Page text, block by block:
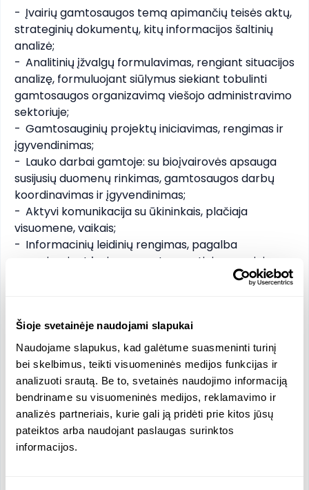
Šioje svetainėje naudojami slapukai
Naudojame slapukus, kad galėtume suasmeninti turinį
bei skelbimus, teikti visuomeninės medijos funkcijas ir
analizuoti srautą. Be to, svetainės naudojimo informaciją
bendriname su visuomeninės medijos, reklamavimo ir
analizės partneriais, kurie gali ją pridėti prie kitos jūsų
pateiktos arba naudojant paslaugas surinktos
informacijos.
-	Įvairių gamtosaugos temą apimančių teisės aktų,
strateginių dokumentų, kitų informacijos šaltinių
analizė;
-	Analitinių įžvalgų formulavimas, rengiant situacijos
analizę, formuluojant siūlymus siekiant tobulinti
gamtosaugos organizavimą viešojo administravimo
sektoriuje;
-	Gamtosauginių projektų iniciavimas, rengimas ir
įgyvendinimas;
-	Lauko darbai gamtoje: su bioįvairovės apsauga
susijusių duomenų rinkimas, gamtosaugos darbų
koordinavimas ir įgyvendinimas;
-	Aktyvi komunikacija su ūkininkais, plačiaja
visuomene, vaikais;
-	Informacinių leidinių rengimas, pagalba
organizuojant įvairaus masto gamtinius renginius;
Funkcijos ir atsakomybės
Pagrindinė darbo sritis – biologinės įvairovės
apsauga, daugiausia – agrarinio kraštovaizdžio
biologinė įvairovė, tačiau tematinė sritis gali plėstis
ir į miškų ekosistemas ar kitas sritis (priklausomai
nuo specialisto kompetencijos ir motyvacijos).
- Įvairių gamtosaugos temą apimančių teisės